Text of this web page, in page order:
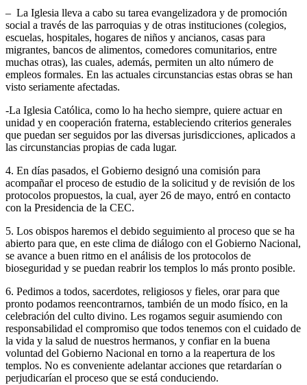
– La Iglesia lleva a cabo su tarea evangelizadora y de promoción
social a través de las parroquias y de otras instituciones (colegios,
escuelas, hospitales, hogares de niños y ancianos, casas para
migrantes, bancos de alimentos, comedores comunitarios, entre
muchas otras), las cuales, además, permiten un alto número de
empleos formales. En las actuales circunstancias estas obras se han
visto seriamente afectadas.
-La Iglesia Católica, como lo ha hecho siempre, quiere actuar en
unidad y en cooperación fraterna, estableciendo criterios generales
que puedan ser seguidos por las diversas jurisdicciones, aplicados a
las circunstancias propias de cada lugar.
4. En días pasados, el Gobierno designó una comisión para
acompañar el proceso de estudio de la solicitud y de revisión de los
protocolos propuestos, la cual, ayer 26 de mayo, entró en contacto
con la Presidencia de la CEC.
5. Los obispos haremos el debido seguimiento al proceso que se ha
abierto para que, en este clima de diálogo con el Gobierno Nacional,
se avance a buen ritmo en el análisis de los protocolos de
bioseguridad y se puedan reabrir los templos lo más pronto posible.
6. Pedimos a todos, sacerdotes, religiosos y fieles, orar para que
pronto podamos reencontrarnos, también de un modo físico, en la
celebración del culto divino. Les rogamos seguir asumiendo con
responsabilidad el compromiso que todos tenemos con el cuidado de
la vida y la salud de nuestros hermanos, y confiar en la buena
voluntad del Gobierno Nacional en torno a la reapertura de los
templos. No es conveniente adelantar acciones que retardarían o
perjudicarían el proceso que se está conduciendo.